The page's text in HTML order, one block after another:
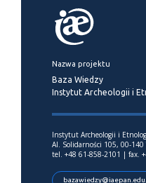
Nazwa projektu
Baza Wiedzy
Instytut Archeologii i
Instytut Archeologii i
Al. Solidarności 105, 00-140
tel. +48 61-858-2101 | fax.